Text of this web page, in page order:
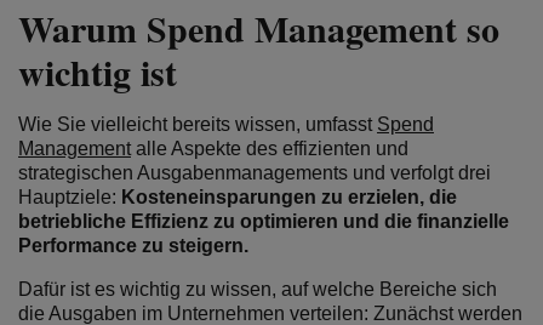
Warum Spend Management so
wichtig ist
Wie Sie vielleicht bereits wissen, umfasst Spend
Management alle Aspekte des effizienten und
strategischen Ausgabenmanagements und verfolgt drei
Hauptziele: Kosteneinsparungen zu erzielen, die
betriebliche Effizienz zu optimieren und die finanzielle
Performance zu steigern.
Dafür ist es wichtig zu wissen, auf welche Bereiche sich
die Ausgaben im Unternehmen verteilen: Zunächst werden